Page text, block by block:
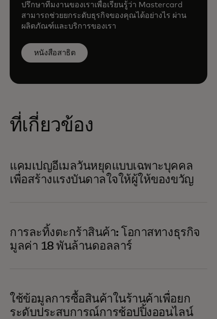
ปรึกษาทีมงานของเราเพื่อเรียนรู้ว่า Mastercard
สามารถช่วยยกระดับธุรกิจของคุณได้อย่างไร ผ่าน
ผลิตภัณฑ์และบริการของเรา
หนังสือสาธิต
ที่เกี่ยวข้อง
แคมเปญอีเมลวันหยุดแบบเฉพาะบุคคล
เพื่อสร้างแรงบันดาลใจให้ผู้ให้ของขวัญ
การละทิ้งตะกร้าสินค้า: โอกาสทางธุรกิจ
มูลค่า 18 พันล้านดอลลาร์
ใช้ข้อมูลการซื้อสินค้าในร้านค้าเพื่อยก
ระดับประสบการณ์การช้อปปิ้งออนไลน์